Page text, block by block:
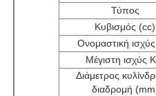
cng σύνολο γεννητριών
Συσκευές γεννήτριας
Τύπος
Κυβισμός (cc)
Ονομαστική
Μέγιστη ισχύς
Διάμετρος
διαδρομή